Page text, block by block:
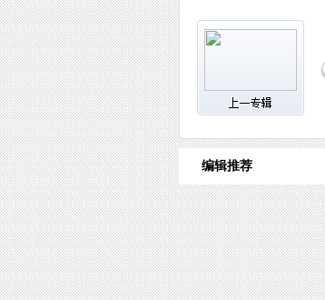
编辑推荐